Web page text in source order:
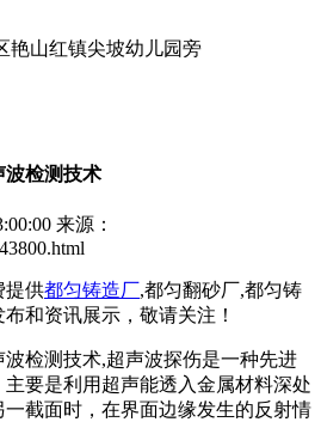
艳山红镇尖坡幼儿园旁
波检测技术
来源：
提供都匀铸造厂,都匀翻砂厂,都匀铸
和资讯展示，敬请关注！
检测技术,超声波探伤是一种先进
要是利用超声能透入金属材料深处
截面时，在界面边缘发生的反射情